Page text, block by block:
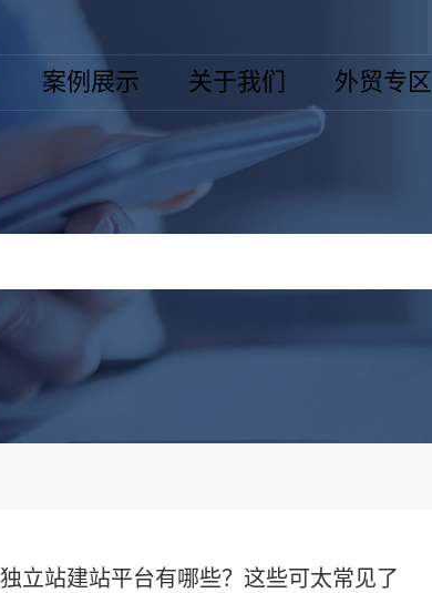
案例展示 关于我们 外贸专区
独立站建站平台有哪些？这些可太常见了